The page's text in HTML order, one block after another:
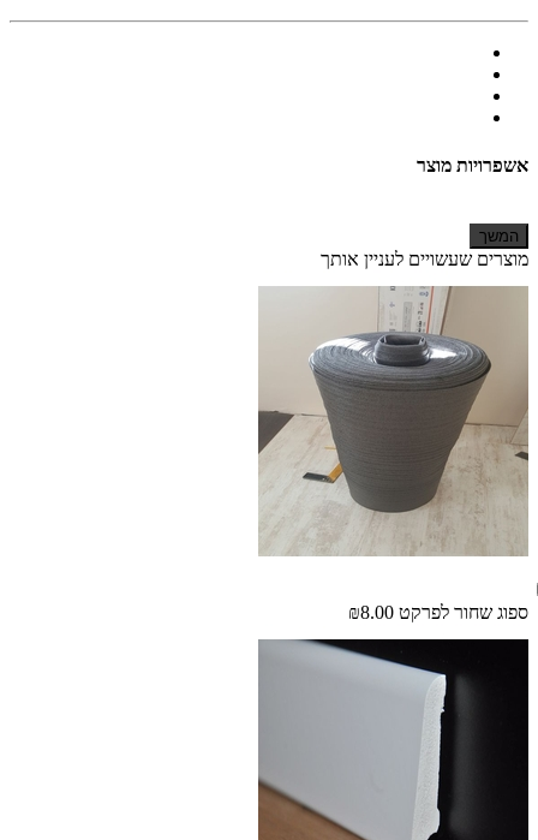
אשפרויות מוצר
המשך
מוצרים שעשויים לעניין אותך
ספוג שחור לפרקט ₪8.00